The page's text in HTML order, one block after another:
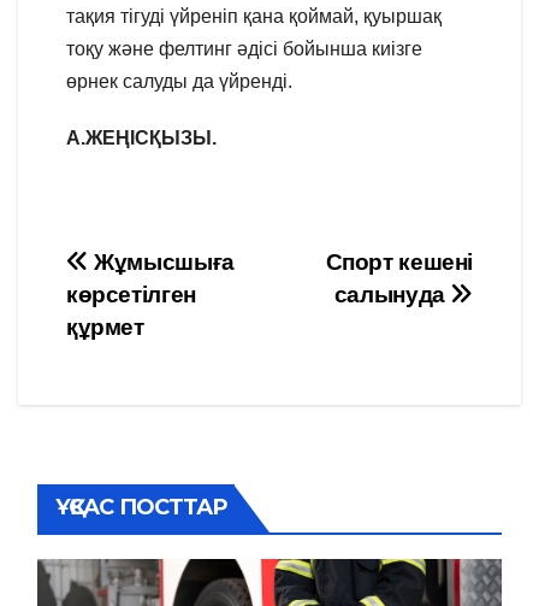
тақия тігуді үйреніп қана қоймай, қуыршақ
тоқу және фелтинг әдісі бойынша киізге
өрнек салуды да үйренді.
А.ЖЕҢІСҚЫЗЫ.
Навигация
по
Спорт кешені
салынуда
Жұмысшыға
көрсетілген
құрмет
ҰҚСАС ПОСТТАР